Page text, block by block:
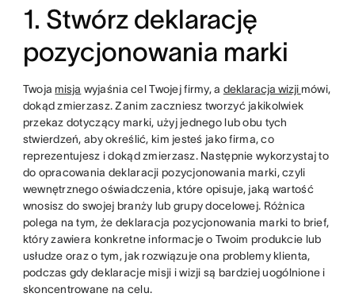
1. Stwórz deklarację
pozycjonowania marki
Twoja misja wyjaśnia cel Twojej firmy, a deklaracja wizji mówi,
dokąd zmierzasz. Zanim zaczniesz tworzyć jakikolwiek
przekaz dotyczący marki, użyj jednego lub obu tych
stwierdzeń, aby określić, kim jesteś jako firma, co
reprezentujesz i dokąd zmierzasz. Następnie wykorzystaj to
do opracowania deklaracji pozycjonowania marki, czyli
wewnętrznego oświadczenia, które opisuje, jaką wartość
wnosisz do swojej branży lub grupy docelowej. Różnica
polega na tym, że deklaracja pozycjonowania marki to brief,
który zawiera konkretne informacje o Twoim produkcie lub
usłudze oraz o tym, jak rozwiązuje ona problemy klienta,
podczas gdy deklaracje misji i wizji są bardziej uogólnione i
skoncentrowane na celu.